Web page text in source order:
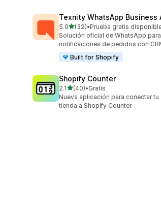
Texnity WhatsApp Business
5.0de 5 estrellas
(32)
32 reseñas en total
•Prueba gratis
Solución oficial de WhatsApp para
notificaciones de pedidos con
Built for Shopify
Shopify Counter
2.1de 5 estrellas
(40)
40 reseñas en total
•Gratis
Nueva aplicación para conectar tu
tienda a Shopify Counter